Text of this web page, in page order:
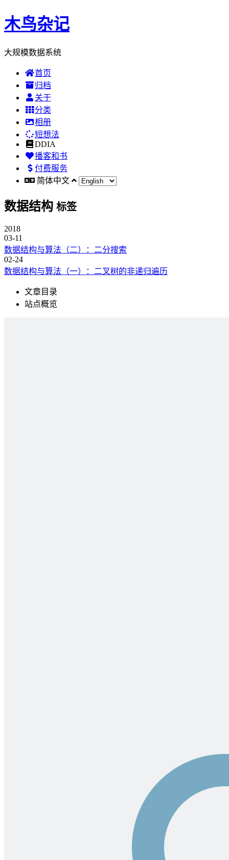
木鸟杂记
大规模数据系统
首页
归档
关于
分类
相册
短想法
DDIA
播客和书
付费服务
简体中文
数据结构 标签
2018
03-11
数据结构与算法（二）：二分搜索
02-24
数据结构与算法（一）：二叉树的非递归遍历
文章目录
站点概览